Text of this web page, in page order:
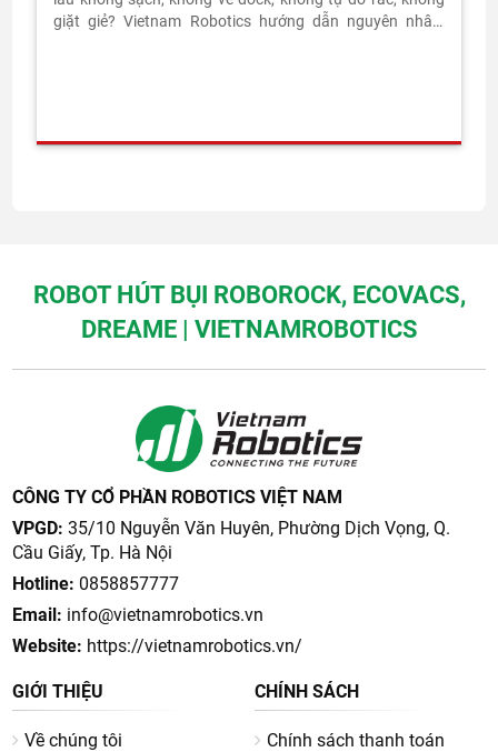
giặt giẻ? Vietnam Robotics hướng dẫn nguyên nhân,
ROBOT HÚT BỤI ROBOROCK, ECOVACS,
DREAME | VIETNAMROBOTICS
CÔNG TY CỔ PHẦN ROBOTICS VIỆT NAM
VPGD: 35/10 Nguyễn Văn Huyên, Phường Dịch Vọng, Q.
Cầu Giấy, Tp. Hà Nội
Hotline: 0858857777
Email: info@vietnamrobotics.vn
Website: https://vietnamrobotics.vn/
GIỚI THIỆU
Về chúng tôi
CHÍNH SÁCH
Chính sách thanh toán